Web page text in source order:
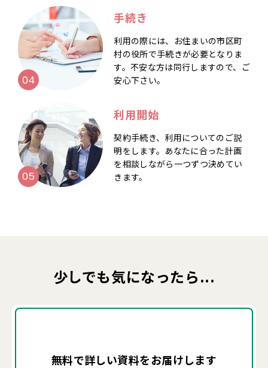
手続き
利用の際には、お住まいの市区町
村の役所で手続きが必要となりま
す。不安な方は同行しますので、ご
安心下さい。
利用開始
契約手続き、利用についてのご説
明をします。あなたに合った計画
を相談しながら一つずつ決めてい
きます。
少しでも気になったら...
無料で詳しい資料をお届けします